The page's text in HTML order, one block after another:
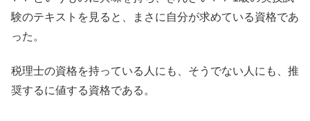
験のテキストを見ると、まさに自分が求めている資格であ
った。
税理士の資格を持っている人にも、そうでない人にも、推
奨するに値する資格である。